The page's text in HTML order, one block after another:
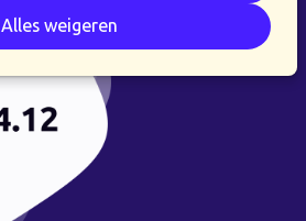
Alles weigeren